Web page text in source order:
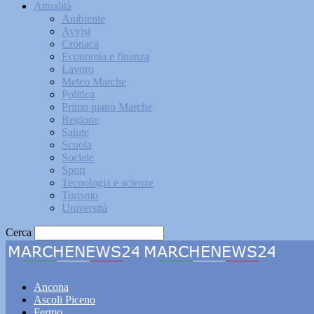
Attualità
Ambiente
Avvisi
Cronaca
Economia e finanza
Lavoro
Meteo Marche
Politica
Primo piano Marche
Regione
Salute
Scuola
Sociale
Sport
Tecnologia e scienze
Turismo
Università
Cerca
Ancona
Ascoli Piceno